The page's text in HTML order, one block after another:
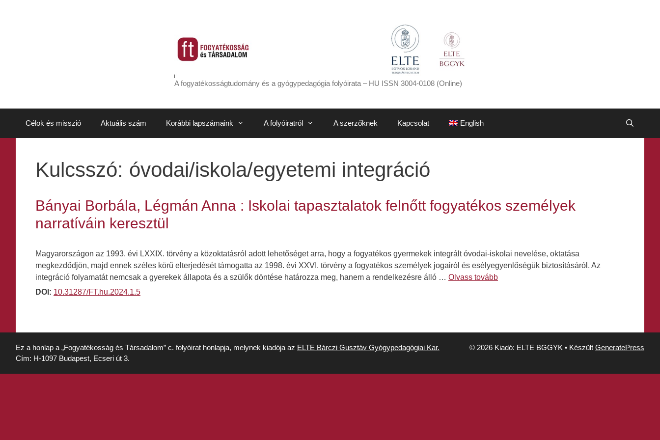
A fogyatékosságtudomány és a gyógypedagógia folyóirata – HU ISSN 3004-0108 (Online)
Célok és misszió Aktuális szám Korábbi lapszámaink A folyóiratról A szerzőknek Kapcsolat English
Kulcsszó: óvodai/iskola/egyetemi integráció
Bányai Borbála, Légmán Anna : Iskolai tapasztalatok felnőtt fogyatékos személyek
narratíváin keresztül
Magyarországon az 1993. évi LXXIX. törvény a közoktatásról adott lehetőséget arra, hogy a fogyatékos gyermekek integrált óvodai-iskolai nevelése, oktatása
megkezdődjön, majd ennek széles körű elterjedését támogatta az 1998. évi XXVI. törvény a fogyatékos személyek jogairól és esélyegyenlőségük biztosításáról. Az
integráció folyamatát nemcsak a gyerekek állapota és a szülők döntése határozza meg, hanem a rendelkezésre álló … Olvass tovább
DOI: 10.31287/FT.hu.2024.1.5
Ez a honlap a „Fogyatékosság és Társadalom” c. folyóirat honlapja, melynek kiadója az ELTE Bárczi Gusztáv Gyógypedagógiai Kar.
Cím: H-1097 Budapest, Ecseri út 3.
© 2026 Kiadó: ELTE BGGYK • Készült GeneratePress